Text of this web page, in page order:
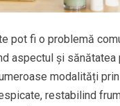
pot fi o problemă
aspectul și sănătatea
modalități
restabilind